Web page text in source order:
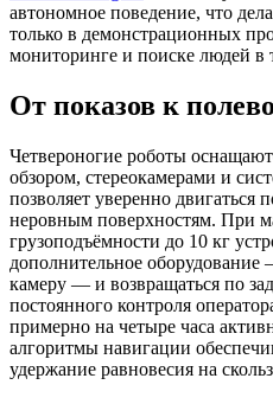
автономное поведение, что
только в демонстрационных
мониторинге и поиске людей в
От показов к
Четвероногие роботы
обзором, стереокамерами и
позволяет уверенно двигаться
неровным поверхностям. При
грузоподъёмности до 10 кг
дополнительное
камеру — и возвращаться по
постоянного контроля
примерно на четыре часа
алгоритмы навигации
удержание равновесия на